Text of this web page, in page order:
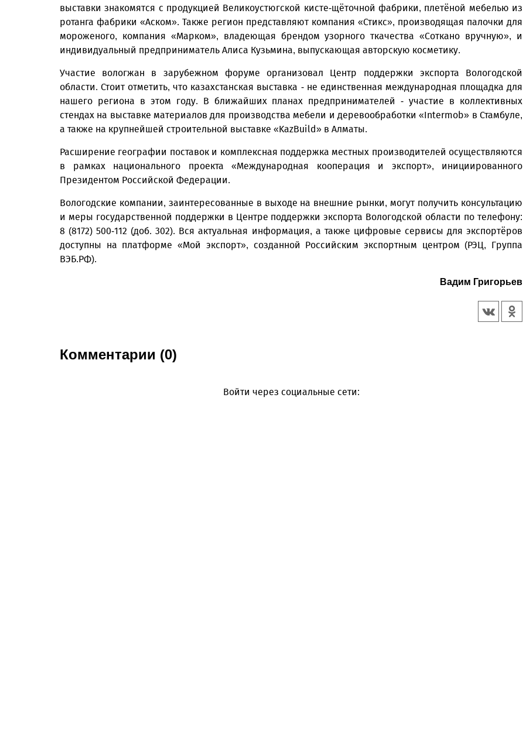
выставки знакомятся с продукцией Великоустюгской кисте-щёточной фабрики, плетёной мебелью из
ротанга фабрики «Аском». Также регион представляют компания «Стикс», производящая палочки для
мороженого, компания «Марком», владеющая брендом узорного ткачества «Соткано вручную», и
индивидуальный предприниматель Алиса Кузьмина, выпускающая авторскую косметику.
Участие вологжан в зарубежном форуме организовал Центр поддержки экспорта Вологодской
области. Стоит отметить, что казахстанская выставка - не единственная международная площадка для
нашего региона в этом году. В ближайших планах предпринимателей - участие в коллективных
стендах на выставке материалов для производства мебели и деревообработки «Intermob» в Стамбуле,
а также на крупнейшей строительной выставке «KazBuild» в Алматы.
Расширение географии поставок и комплексная поддержка местных производителей осуществляются
в рамках национального проекта «Международная кооперация и экспорт», инициированного
Президентом Российской Федерации.
Вологодские компании, заинтересованные в выходе на внешние рынки, могут получить консультацию
и меры государственной поддержки в Центре поддержки экспорта Вологодской области по телефону:
8 (8172) 500-112 (доб. 302). Вся актуальная информация, а также цифровые сервисы для экспортёров
доступны на платформе «Мой экспорт», созданной Российским экспортным центром (РЭЦ, Группа
ВЭБ.РФ).
Вадим Григорьев
Комментарии (0)
Войти через социальные сети: